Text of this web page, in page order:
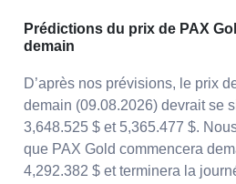
Prédictions du prix de PAX
demain
D’après nos prévisions, le prix
demain (09.08.2026) devrait se
3,648.525 $ et 5,365.477 $.
que PAX Gold commencera
4,292.382 $ et terminera la